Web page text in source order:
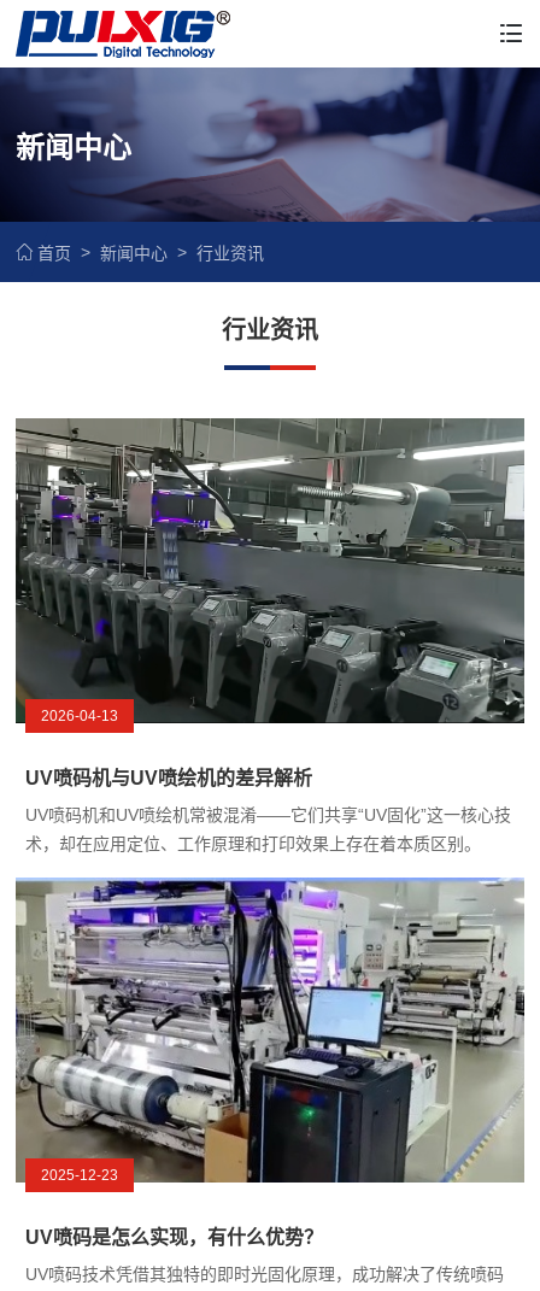
新闻中心
首页 新闻中心 行业资讯
行业资讯
2026-04-13
UV喷码机与UV喷绘机的差异解析
UV喷码机和UV喷绘机常被混淆——它们共享“UV固化”这一核心技
术，却在应用定位、工作原理和打印效果上存在着本质区别。
2025-12-23
UV喷码是怎么实现，有什么优势？
UV喷码技术凭借其独特的即时光固化原理，成功解决了传统喷码